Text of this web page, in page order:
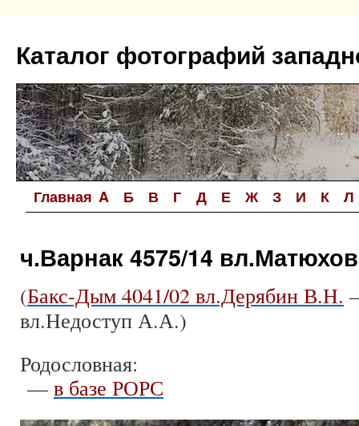
содержимому
Каталог фотографий
Главная A Б В Г Д Е Ж З И К Л
ч.Варнак 4575/14
(Бакс-Дым 4041/02 вл.Дерябин В.Н.
вл.Недоступ А.А.)
Родословная:
— в базе РОРС